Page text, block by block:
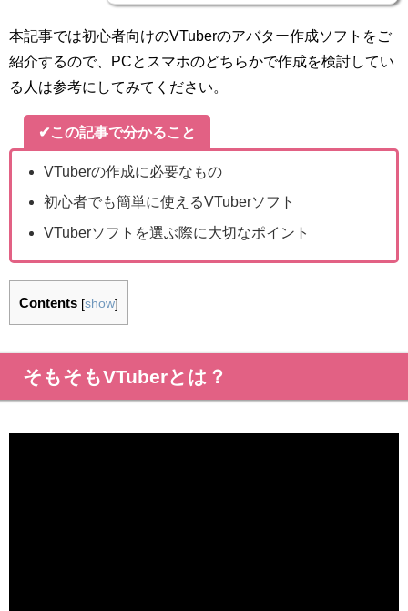
本記事では初心者向けのVTuberのアバター作成ソフトをご
紹介するので、PCとスマホのどちらかで作成を検討してい
る人は参考にしてみてください。
✔この記事で分かること
VTuberの作成に必要なもの
初心者でも簡単に使えるVTuberソフト
VTuberソフトを選ぶ際に大切なポイント
Contents [show]
そもそもVTuberとは？